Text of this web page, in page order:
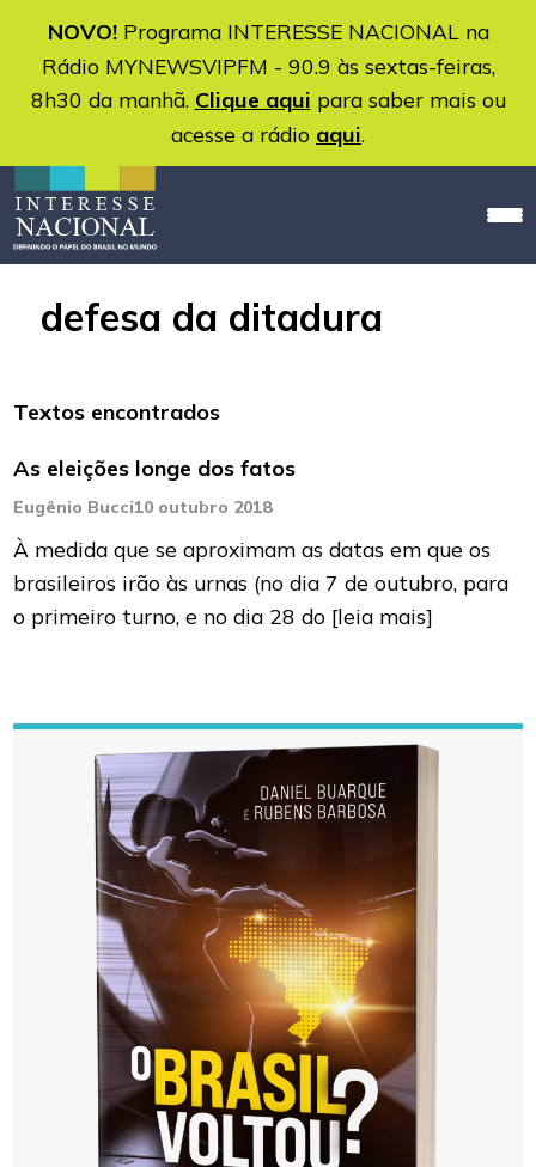
NOVO!Programa INTERESSE NACIONAL na
Rádio MYNEWSVIPFM - 90.9 às sextas-feiras,
8h30 da manhã. Clique aqui para saber mais ou
acesse a rádio aqui.
defesa da ditadura
Textos encontrados
As eleições longe dos fatos
Eugênio Bucci10 outubro 2018
À medida que se aproximam as datas em que os
brasileiros irão às urnas (no dia 7 de outubro, para
o primeiro turno, e no dia 28 do [leia mais]